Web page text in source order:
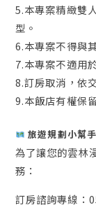
5.本專案精緻雙
型。
6.本專案不得與
7.本專案不適用
8.訂房取消，依
9.本飯店有權保
旅遊規劃小幫手
為了讓您的雲林
務：
訂房諮詢專線：